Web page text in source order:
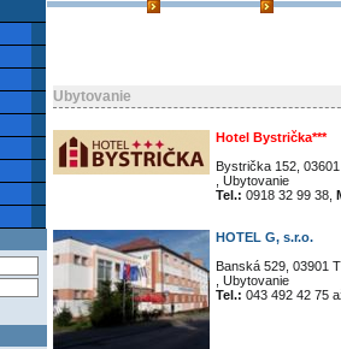
Ubytovanie
Hotel Bystrička***
Bystrička 152,
, Ubytovanie
Tel.: 0918 32 99 38,
HOTEL G, s.r.o.
Banská 529, 03901
, Ubytovanie
Tel.: 043 492 42 75